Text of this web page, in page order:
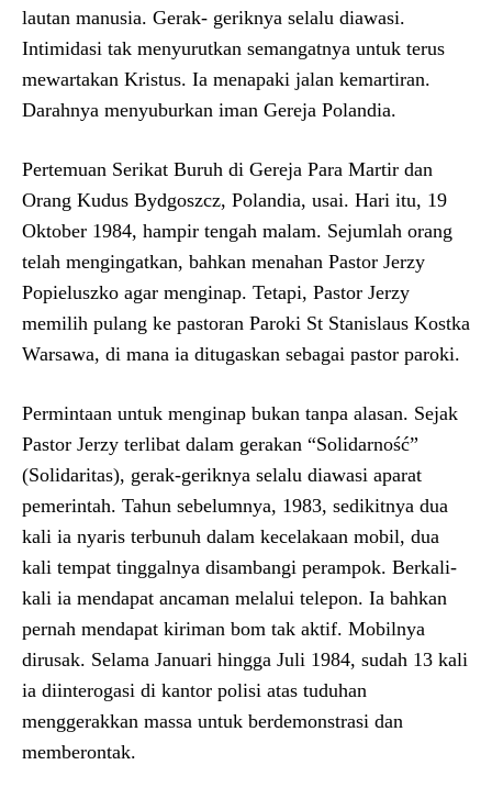
lautan manusia. Gerak- geriknya selalu diawasi.
Intimidasi tak menyurutkan semangatnya untuk terus
mewartakan Kristus. Ia menapaki jalan kemartiran.
Darahnya menyuburkan iman Gereja Polandia.
Pertemuan Serikat Buruh di Gereja Para Martir dan
Orang Kudus Bydgoszcz, Polandia, usai. Hari itu, 19
Oktober 1984, hampir tengah malam. Sejumlah orang
telah mengingatkan, bahkan menahan Pastor Jerzy
Popieluszko agar menginap. Tetapi, Pastor Jerzy
memilih pulang ke pastoran Paroki St Stanislaus Kostka
Warsawa, di mana ia ditugaskan sebagai pastor paroki.
Permintaan untuk menginap bukan tanpa alasan. Sejak
Pastor Jerzy terlibat dalam gerakan “Solidarność”
(Solidaritas), gerak-geriknya selalu diawasi aparat
pemerintah. Tahun sebelumnya, 1983, sedikitnya dua
kali ia nyaris terbunuh dalam kecelakaan mobil, dua
kali tempat tinggalnya disambangi perampok. Berkali-
kali ia mendapat ancaman melalui telepon. Ia bahkan
pernah mendapat kiriman bom tak aktif. Mobilnya
dirusak. Selama Januari hingga Juli 1984, sudah 13 kali
ia diinterogasi di kantor polisi atas tuduhan
menggerakkan massa untuk berdemonstrasi dan
memberontak.